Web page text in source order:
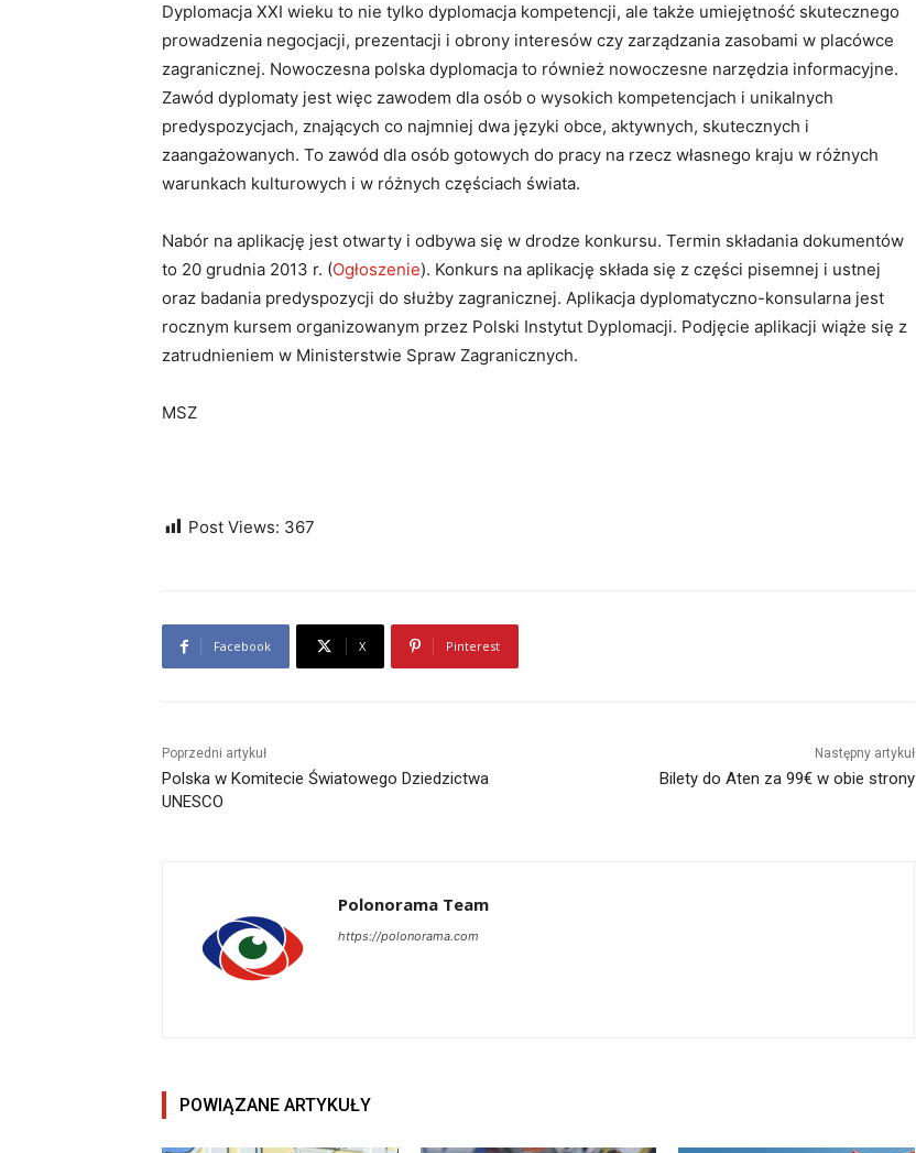
Dyplomacja XXI wieku to nie tylko dyplomacja kompetencji, ale także umiejętność skutecznego
prowadzenia negocjacji, prezentacji i obrony interesów czy zarządzania zasobami w placówce
zagranicznej. Nowoczesna polska dyplomacja to również nowoczesne narzędzia informacyjne.
Zawód dyplomaty jest więc zawodem dla osób o wysokich kompetencjach i unikalnych
predyspozycjach, znających co najmniej dwa języki obce, aktywnych, skutecznych i
zaangażowanych. To zawód dla osób gotowych do pracy na rzecz własnego kraju w różnych
warunkach kulturowych i w różnych częściach świata.
Nabór na aplikację jest otwarty i odbywa się w drodze konkursu. Termin składania dokumentów
to 20 grudnia 2013 r. (Ogłoszenie). Konkurs na aplikację składa się z części pisemnej i ustnej
oraz badania predyspozycji do służby zagranicznej. Aplikacja dyplomatyczno-konsularna jest
rocznym kursem organizowanym przez Polski Instytut Dyplomacji. Podjęcie aplikacji wiąże się z
zatrudnieniem w Ministerstwie Spraw Zagranicznych.
MSZ
Post Views: 367
Facebook X Pinterest
Poprzedni artykuł
Polska w Komitecie Światowego Dziedzictwa
UNESCO
Następny artykuł
Bilety do Aten za 99€ w obie strony
Polonorama Team
https://polonorama.com
POWIĄZANE ARTYKUŁY